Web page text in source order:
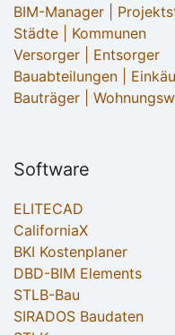
BIM-Manager |
Städte | Kommunen
Versorger | Entsorger
Bauabteilungen |
Bauträger |
Software
ELITECAD
CaliforniaX
BKI Kostenplaner
DBD-BIM Elements
STLB-Bau
SIRADOS Baudaten